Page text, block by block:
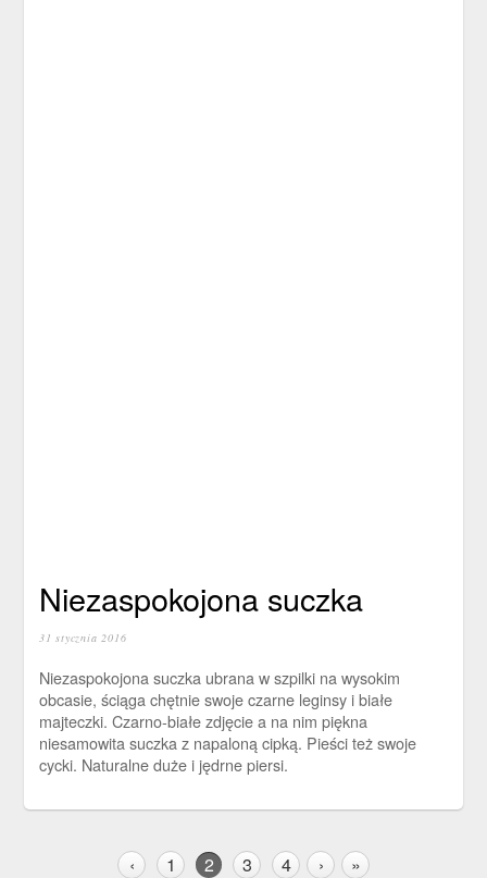
Niezaspokojona suczka
31 stycznia 2016
Niezaspokojona suczka ubrana w szpilki na wysokim
obcasie, ściąga chętnie swoje czarne leginsy i białe
majteczki. Czarno-białe zdjęcie a na nim piękna
niesamowita suczka z napaloną cipką. Pieści też swoje
cycki. Naturalne duże i jędrne piersi.
‹ 1 2 3 4 › »